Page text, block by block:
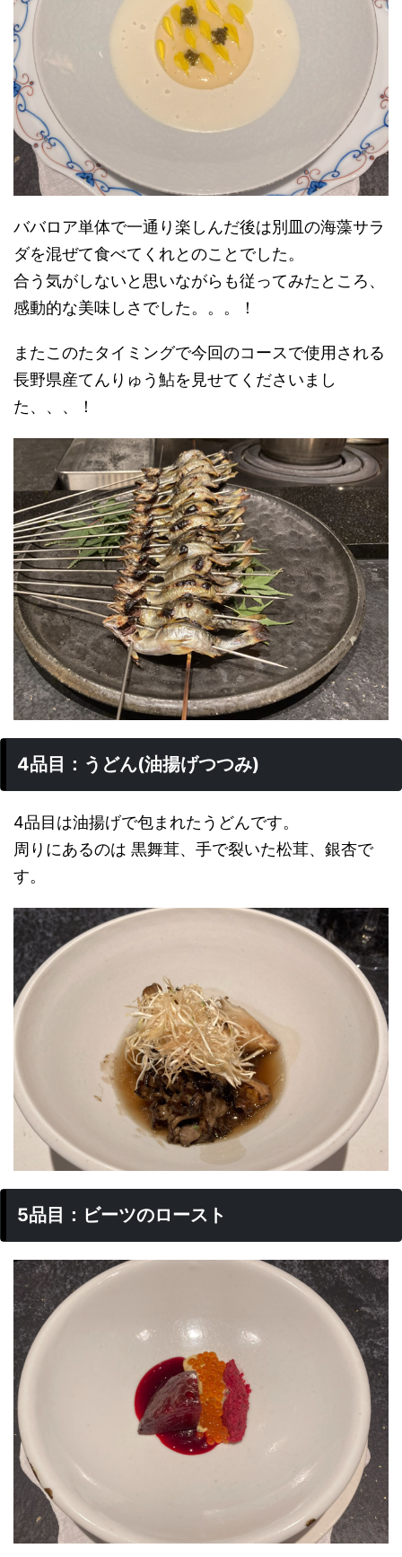
ババロア単体で一通り楽しんだ後は別皿の海藻サラ
ダを混ぜて食べてくれとのことでした。
合う気がしないと思いながらも従ってみたところ、
感動的な美味しさでした。。。！
またこのたタイミングで今回のコースで使用される
長野県産てんりゅう鮎を見せてくださいまし
た、、、！
4品目：うどん(油揚げつつみ)
4品目は油揚げで包まれたうどんです。
周りにあるのは 黒舞茸、手で裂いた松茸、銀杏で
す。
5品目：ビーツのロースト